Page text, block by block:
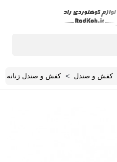
کفش و صندل > کفش و صندل زنانه